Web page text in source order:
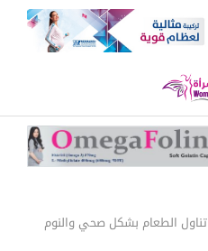
الطعام بشكل صحي والنوم